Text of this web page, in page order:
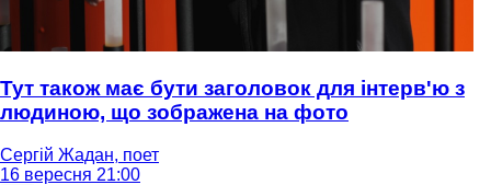
Тут також має бути заголовок для інтерв'ю з
людиною, що зображена на фото
Сергій Жадан, поет
16 вересня 21:00